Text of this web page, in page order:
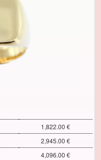
1,822.00 €
2,945.00 €
4,096.00 €